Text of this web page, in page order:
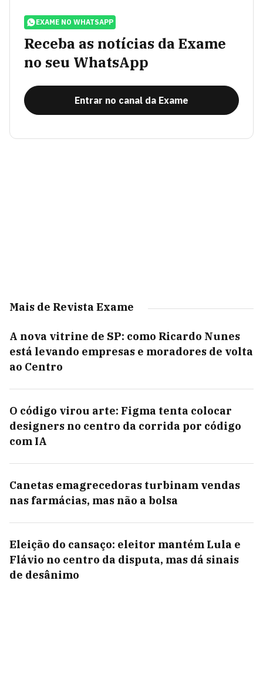
EXAME NO WHATSAPP
Receba as notícias da Exame
no seu WhatsApp
Entrar no canal da Exame
Mais de Revista Exame
A nova vitrine de SP: como Ricardo Nunes
está levando empresas e moradores de volta
ao Centro
O código virou arte: Figma tenta colocar
designers no centro da corrida por código
com IA
Canetas emagrecedoras turbinam vendas
nas farmácias, mas não a bolsa
Eleição do cansaço: eleitor mantém Lula e
Flávio no centro da disputa, mas dá sinais
de desânimo